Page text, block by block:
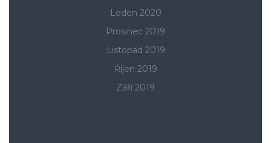
Leden 2020
Prosinec 2019
Listopad 2019
Říjen 2019
Září 2019